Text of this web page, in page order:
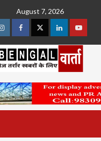
August 7, 2026
InstagramFacebookTwitterLinkedinYoutube